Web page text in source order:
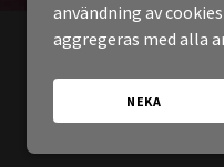
användning av
aggregeras med alla
NEKA